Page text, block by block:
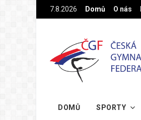
Na hlavní obsah7.8.2026 Domů O nás
DOMŮ SPORTY